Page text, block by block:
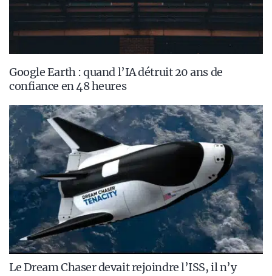
Google Earth : quand l’IA détruit 20 ans de
confiance en 48 heures
Le Dream Chaser devait rejoindre l’ISS, il n’y